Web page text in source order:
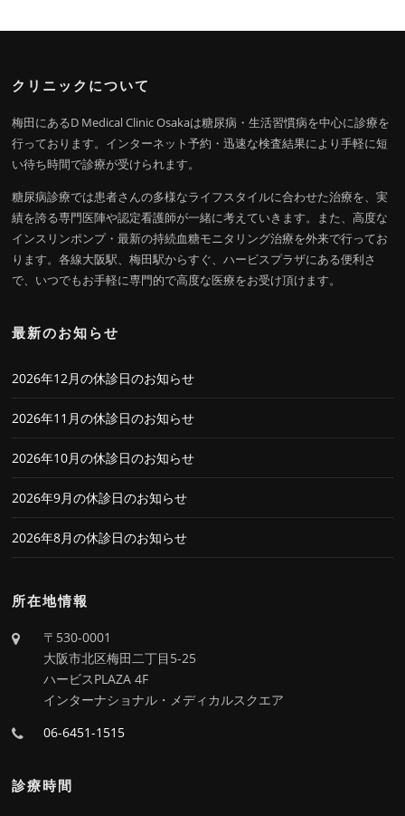
クリニックについて
梅田にあるD Medical Clinic Osakaは糖尿病・生活習慣病を中心に診療を
行っております。インターネット予約・迅速な検査結果により手軽に短
い待ち時間で診療が受けられます。
糖尿病診療では患者さんの多様なライフスタイルに合わせた治療を、実
績を誇る専門医陣や認定看護師が一緒に考えていきます。また、高度な
インスリンポンプ・最新の持続血糖モニタリング治療を外来で行ってお
ります。各線大阪駅、梅田駅からすぐ、ハービスプラザにある便利さ
で、いつでもお手軽に専門的で高度な医療をお受け頂けます。
最新のお知らせ
2026年12月の休診日のお知らせ
2026年11月の休診日のお知らせ
2026年10月の休診日のお知らせ
2026年9月の休診日のお知らせ
2026年8月の休診日のお知らせ
所在地情報
〒530-0001
大阪市北区梅田二丁目5-25
ハービスPLAZA 4F
インターナショナル・メディカルスクエア
06-6451-1515
診療時間